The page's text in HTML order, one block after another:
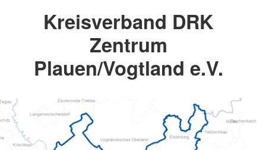
Kreisverband DRK
Zentrum
Plauen/Vogtland e.V.